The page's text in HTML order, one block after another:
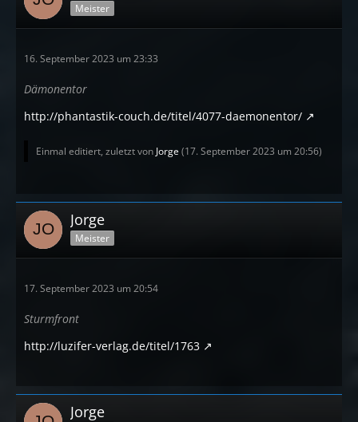
Meister
16. September 2023 um 23:33
Dämonentor
http://phantastik-couch.de/titel/4077-daemonentor/
Einmal editiert, zuletzt von Jorge (17. September 2023 um 20:56)
Jorge
Meister
17. September 2023 um 20:54
Sturmfront
http://luzifer-verlag.de/titel/1763
Jorge